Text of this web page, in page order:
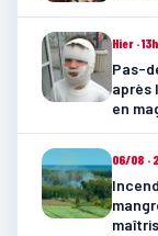
Hier ·
Pas-
après
en
06/08 ·